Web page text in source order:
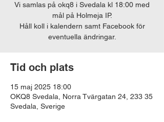
Vi samlas på okq8 i Svedala kl 18:00 med
mål på Holmeja IP.
Håll koll i kalendern samt Facebook för
eventuella ändringar.
Tid och plats
15 maj 2025 18:00
OKQ8 Svedala, Norra Tvärgatan 24, 233 35
Svedala, Sverige